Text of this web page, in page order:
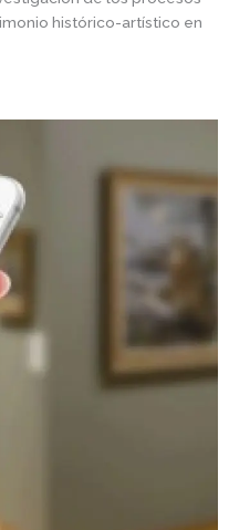
histórico-artístico en